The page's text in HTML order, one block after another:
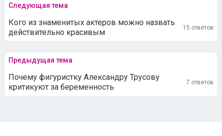
Следующая тема
Кого из знаменитых актеров можно назвать
действительно красивым
15 ответов
Предыдущая тема
Почему фигуристку Александру Трусову
критикуют за беременность
7 ответов